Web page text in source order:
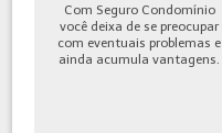
Com Seguro Condomínio
você deixa de se preocupar
com eventuais problemas e
ainda acumula vantagens.